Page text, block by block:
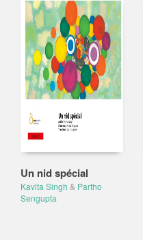
Un nid spécial
Kavita Singh & Partho
Sengupta